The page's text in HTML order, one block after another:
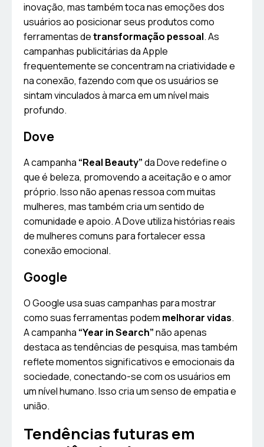
inovação, mas também toca nas emoções dos
usuários ao posicionar seus produtos como
ferramentas detransformação pessoal. As
campanhas publicitárias da Apple
frequentemente se concentram na criatividade e
na conexão, fazendo com que os usuários se
sintam vinculados à marca em um nível mais
profundo.
Dove
A campanha “Real Beauty”da Dove redefine o
que é beleza, promovendo a aceitação e o amor
próprio. Isso não apenas ressoa com muitas
mulheres, mas também cria um sentido de
comunidade e apoio. A Dove utiliza histórias reais
de mulheres comuns para fortalecer essa
conexão emocional.
Google
O Google usa suas campanhas para mostrar
como suas ferramentas podem melhorar vidas.
A campanha “Year in Search”não apenas
destaca as tendências de pesquisa, mas também
reflete momentos significativos e emocionais da
sociedade, conectando-se com os usuários em
um nível humano. Isso cria um senso de empatia e
união.
Tendências futuras em